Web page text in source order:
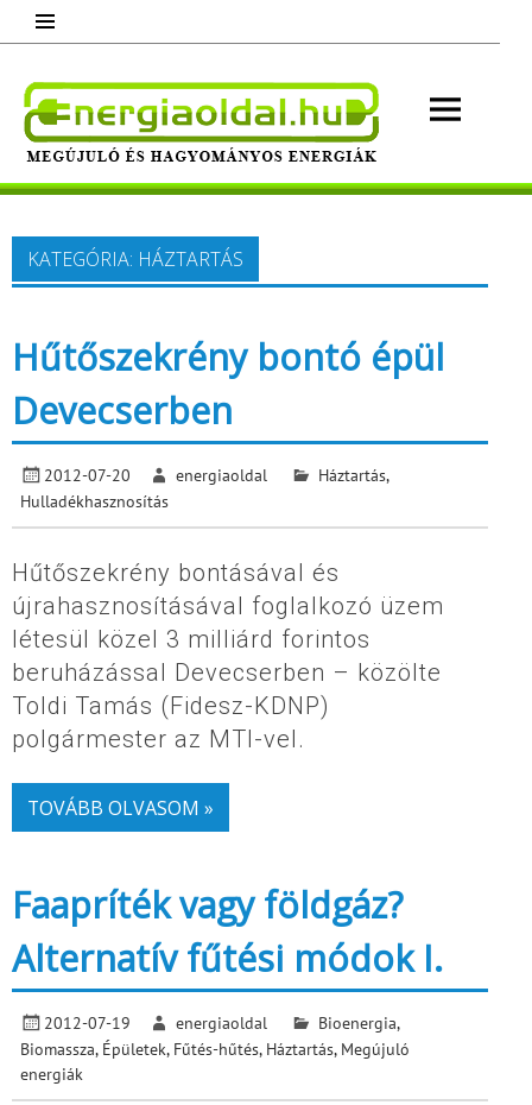
content
Megújuló és hagyományos energiák.
Minden, ami energia!
KATEGÓRIA: HÁZTARTÁS
Hűtőszekrény bontó épül
Devecserben
2012-07-20 energiaoldal Háztartás,
Hulladékhasznosítás
Hűtőszekrény bontásával és
újrahasznosításával foglalkozó üzem
létesül közel 3 milliárd forintos
beruházással Devecserben – közölte
Toldi Tamás (Fidesz-KDNP)
polgármester az MTI-vel.
TOVÁBB OLVASOM »
Faapríték vagy földgáz?
Alternatív fűtési módok I.
2012-07-19 energiaoldal Bioenergia,
Biomassza, Épületek, Fűtés-hűtés, Háztartás, Megújuló
energiák